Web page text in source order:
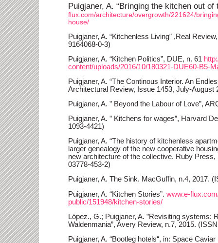
Puigjaner, A. “Bringing the kitchen out of
flux.com/architecture/overgrowth/221624/
house/
Puigjaner, A. “Kitchenless Living” ,Real
9164068-0-3)
Puigjaner, A. “Kitchen Politics”, DUE, n. 61
content/uploads/2016/10/180321-DUE60-B5-
Puigjaner, A. “The Continous Interior. An
Architectural Review, Issue 1453, July-August
Puigjaner, A. ” Beyond the Labour of Love”,
Puigjaner, A. ” Kitchens for wages”, Harvard
1093-4421)
Puigjaner, A. “The history of kitchenless
larger genealogy of the new cooperative
new architecture of the collective. Ruby
03778-453-2)
Puigjaner, A. The Sink. MacGuffin, n.4, 2017.
Puigjaner, A. “Kitchen Stories”. www.e-
public/151948/kitchen-stories/
López., G.; Puigjaner, A. ”Revisiting systems:
Waldenmania”, Avery Review, n.7, 2015.
Puigjaner, A. “Bootleg hotels“, in: Space